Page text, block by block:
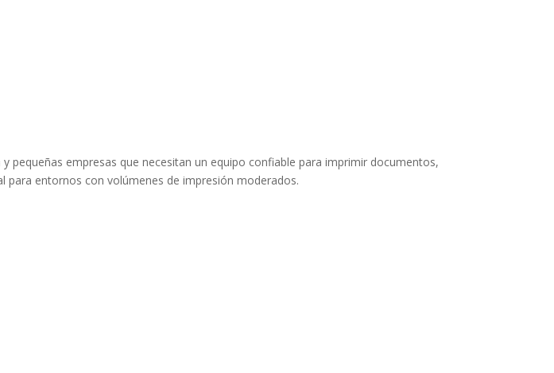
pequeñas empresas que necesitan un equipo confiable para imprimir documentos,
para entornos con volúmenes de impresión moderados.